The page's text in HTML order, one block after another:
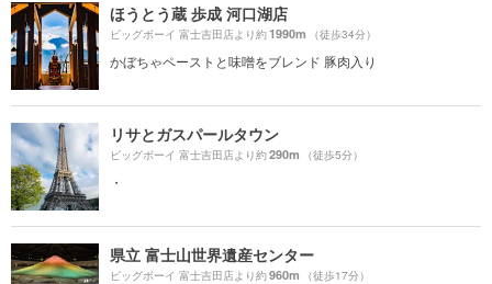
ほうとう蔵 歩成 河口湖店
ビッグボーイ 富士吉田店より約1990m （徒歩34分）
かぼちゃペーストと味噌をブレンド 豚肉入り
リサとガスパールタウン
ビッグボーイ 富士吉田店より約290m （徒歩5分）
・
県立 富士山世界遺産センター
ビッグボーイ 富士吉田店より約960m （徒歩17分）